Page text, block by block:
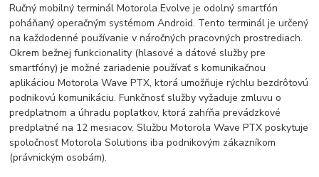
Ručný mobilný terminál Motorola Evolve je odolný smartfón
poháňaný operačným systémom Android. Tento terminál je určený
na každodenné používanie v náročných pracovných prostrediach.
Okrem bežnej funkcionality (hlasové a dátové služby pre
smartfóny) je možné zariadenie používať s komunikačnou
aplikáciou Motorola Wave PTX, ktorá umožňuje rýchlu bezdrôtovú
podnikovú komunikáciu. Funkčnosť služby vyžaduje zmluvu o
predplatnom a úhradu poplatkov, ktorá zahŕňa prevádzkové
predplatné na 12 mesiacov. Službu Motorola Wave PTX poskytuje
spoločnosť Motorola Solutions iba podnikovým zákazníkom
(právnickým osobám).